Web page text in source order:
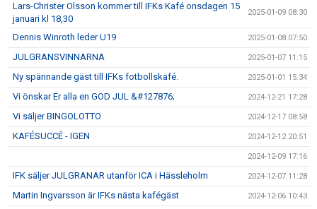
Lars-Christer Olsson kommer till IFKs Kafé onsdagen 15
januari kl 18,30
2025-01-09 08:30
Dennis Winroth leder U19 2025-01-08 07:50
JULGRANSVINNARNA 2025-01-07 11:15
Ny spännande gäst till IFKs fotbollskafé. 2025-01-01 15:34
Vi önskar Er alla en GOD JUL &#127876; 2024-12-21 17:28
Vi säljer BINGOLOTTO 2024-12-17 08:58
KAFÉSUCCÉ - IGEN 2024-12-12 20:51
2024-12-09 17:16
IFK säljer JULGRANAR utanför ICA i Hässleholm 2024-12-07 11:28
Martin Ingvarsson är IFKs nästa kafégäst 2024-12-06 10:43